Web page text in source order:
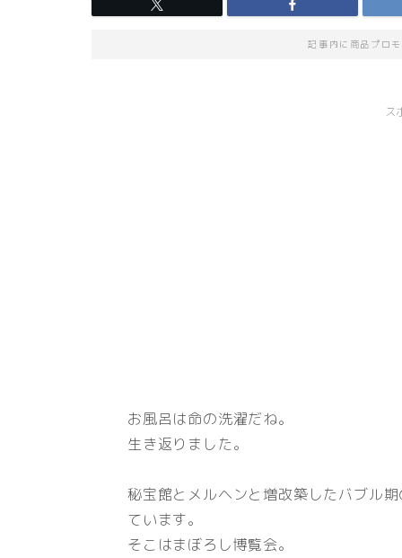
記事内に商品プロ
ス
お風呂は命の洗濯だね。
生き返りました。
秘宝館とメルヘンと増改築したバブル
ています。
そこはまぼろし博覧会。